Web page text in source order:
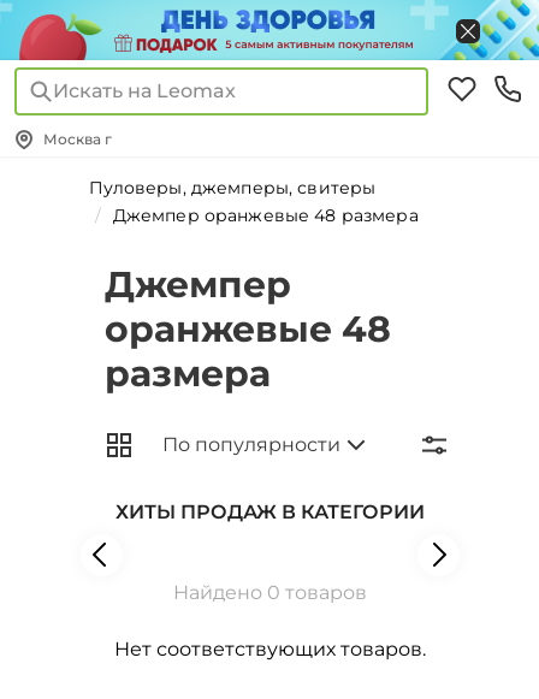
Искать на Leomax
Москва г
Пуловеры, джемперы, свитеры
Джемпер оранжевые 48 размера
Джемпер
оранжевые 48
размера
ХИТЫ ПРОДАЖ В КАТЕГОРИИ
Найдено 0 товаров
Нет соответствующих товаров.